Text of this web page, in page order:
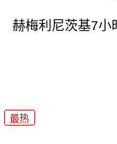
赫梅利尼茨基7小
最热